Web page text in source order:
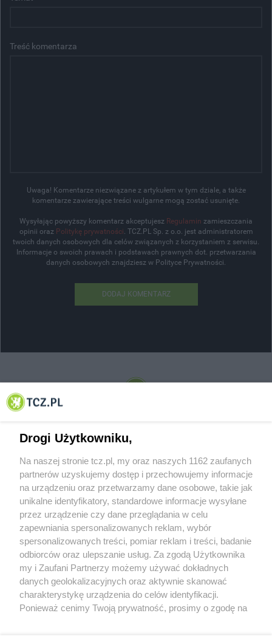
Treść komentarza
Uwaga! Komentarze niezwiązane z artykułem w tym dziale, a także
komentarze zawierające treści wulgarne mogą zostać usunięte.
Wysyłając powyższy komentarz akceptujesz Regulamin zamieszczania
opinii oraz Politykę prywatności. TCZ.PL Sp. z o.o. jest administratorem
twoich danych osobowych dla celów związanych z korzystaniem z serwisu.
Informacje o swoich prawach i podstawach prawnych dot. przetwarzania
danych osobowych znajdziesz w Polityce Prywatności.
DODAJ KOMENTARZ
© 2001-2026 Tczew - TCZ.PL Sp. z o.o. Internetowy Serwis Informacyjny Miasta
O FIRMIE POLITYKA PRYWATNOŚCI HOSTING
REKLAMA WSPÓŁPRACA RSS FACEBOOK KONTAKT
Nasze serwisy
Aktualności
Tcz24
Muzyka i kultura
Archiwum wydarzeń
Drogi Użytkowniku,
Na naszej stronie tcz.pl, my oraz naszych 1162 zaufanych
partnerów uzyskujemy dostęp i przechowujemy informacje
na urządzeniu oraz przetwarzamy dane osobowe, takie jak
unikalne identyfikatory, standardowe informacje wysyłane
przez urządzenie czy dane przeglądania w celu
zapewniania spersonalizowanych reklam, wybór
spersonalizowanych treści, pomiar reklam i treści, badanie
odbiorców oraz ulepszanie usług. Za zgodą Użytkownika
my i Zaufani Partnerzy możemy używać dokładnych
danych geolokalizacyjnych oraz aktywnie skanować
charakterystykę urządzenia do celów identyfikacji.
Ponieważ cenimy Twoją prywatność, prosimy o zgodę na